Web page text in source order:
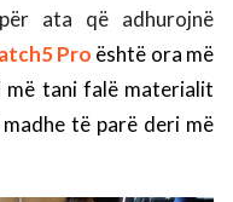
ata që adhurojnë
Pro është ora më
më tani falë materialit
të parë deri më